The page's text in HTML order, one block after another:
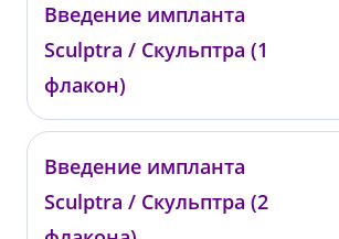
001513
от 10 000 ₽
Введение импланта
Sculptra / Скульптра (1
флакон)
018031
от 56 200 ₽
Введение импланта
Sculptra / Скульптра (2